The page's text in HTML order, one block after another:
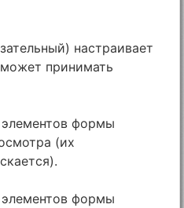
настраивает
принимать
элементов формы
(их
элементов формы